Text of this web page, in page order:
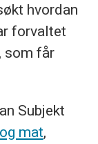
hvordan
forvaltet
som får
Subjekt
mat,